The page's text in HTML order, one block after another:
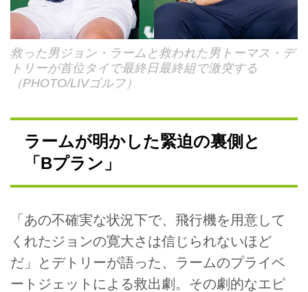
救った男ジョン・ラームと救われた男トーマス・デ
トリーが首位タイで最終日最終組で激突する
（PHOTO/LIVゴルフ）
ラームが明かした緊迫の裏側と
「Bプラン」
「あの不確実な状況下で、飛行機を用意して
くれたジョンの寛大さは信じられないほど
だ」とデトリーが語った、ラームのプライベ
ートジェットによる救出劇。その劇的なエピ